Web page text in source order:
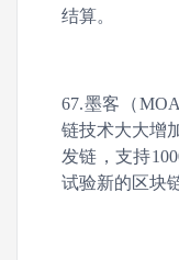
结算。
67.墨客（
链技术大大增
发链，支持
试验新的区块